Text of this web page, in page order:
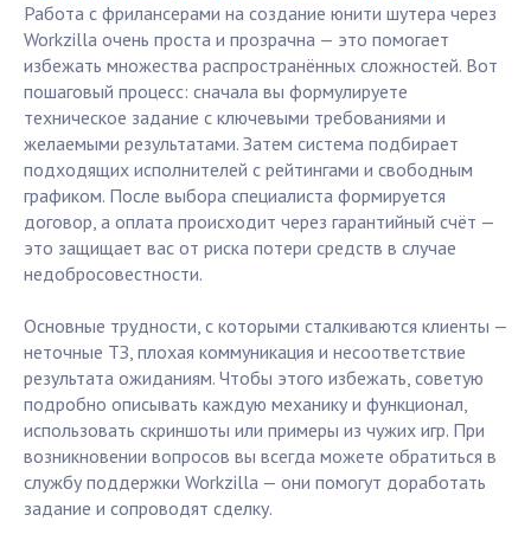
Работа с фрилансерами на создание юнити шутера через
Workzilla очень проста и прозрачна — это помогает
избежать множества распространённых сложностей. Вот
пошаговый процесс: сначала вы формулируете
техническое задание с ключевыми требованиями и
желаемыми результатами. Затем система подбирает
подходящих исполнителей с рейтингами и свободным
графиком. После выбора специалиста формируется
договор, а оплата происходит через гарантийный счёт —
это защищает вас от риска потери средств в случае
недобросовестности.
Основные трудности, с которыми сталкиваются клиенты —
неточные ТЗ, плохая коммуникация и несоответствие
результата ожиданиям. Чтобы этого избежать, советую
подробно описывать каждую механику и функционал,
использовать скриншоты или примеры из чужих игр. При
возникновении вопросов вы всегда можете обратиться в
службу поддержки Workzilla — они помогут доработать
задание и сопроводят сделку.